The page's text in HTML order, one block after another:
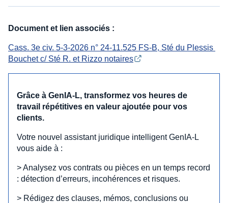
Document et lien associés :
Cass. 3e civ. 5-3-2026 n° 24-11.525 FS-B, Sté du Plessis
Bouchet c/ Sté R. et Rizzo notaires
Grâce à GenIA‑L, transformez vos heures de
travail répétitives en valeur ajoutée pour vos
clients.
Votre nouvel assistant juridique intelligent GenIA‑L
vous aide à :
> Analysez vos contrats ou pièces en un temps record
: détection d’erreurs, incohérences et risques.
> Rédigez des clauses, mémos, conclusions ou